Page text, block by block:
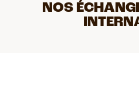
NOS